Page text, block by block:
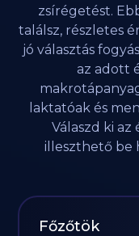
zsírégetést.
találsz, részletes
jó választás
az adott
laktatóak és
Válaszd ki
illeszthető be
Főzőtök